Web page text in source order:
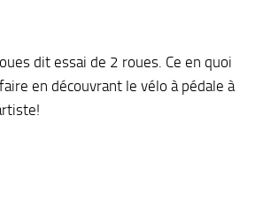
dit essai de 2 roues. Ce en quoi
en découvrant le vélo à pédale à